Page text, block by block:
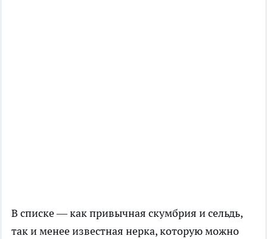
В списке — как привычная скумбрия и сельдь,
так и менее известная нерка, которую можно